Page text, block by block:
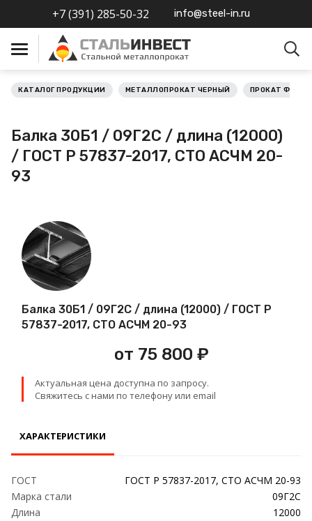
+7 (391) 285-50-32 info@steel-in.ru
Металлопрокат
нержавеющий
Металлопрокат
калиброванный
Профлист
Проволока
КАТАЛОГ ПРОДУКЦИИ МЕТАЛЛОПРОКАТ ЧЕРНЫЙ ПРОКАТ
Балка 30Б1 / 09Г2С / длина (12000)
/ ГОСТ Р 57837-2017, СТО АСЧМ 20-
93
Балка 30Б1 / 09Г2С / длина (12000) / ГОСТ Р
57837-2017, СТО АСЧМ 20-93
от 75 800 ₽
Актуальная цена доступна по запросу.
Свяжитесь с нами по телефону или email
ХАРАКТЕРИСТИКИ
ГОСТ
ГОСТ Р 57837-2017, СТО АСЧМ 20-93
Марка стали
09Г2С
Длина
12000